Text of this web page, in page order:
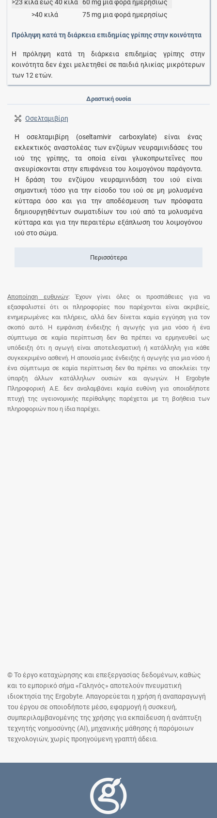
>23 κιλά έως 40 κιλά
60 mg μια φορά ημερησίως
>40 κιλά
75 mg μια φορά ημερησίως
Πρόληψη κατά τη διάρκεια επιδημίας γρίπης στην κοινότητα
Η πρόληψη κατά τη διάρκεια επιδημίας γρίπης στην
κοινότητα δεν έχει μελετηθεί σε παιδιά ηλικίας μικρότερων
των 12 ετών.
Δραστική ουσία
Οσελταμιβίρη
Η οσελταμιβίρη (oseltamivir carboxylate) είναι ένας
εκλεκτικός αναστολέας των ενζύμων νευραμινιδάσες του
ιού της γρίπης, τα οποία είναι γλυκοπρωτεΐνες που
ανευρίσκονται στην επιφάνεια του λοιμογόνου παράγοντα.
Η δράση του ενζύμου νευραμινιδάση του ιού είναι
σημαντική τόσο για την είσοδο του ιού σε μη μολυσμένα
κύτταρα όσο και για την αποδέσμευση των πρόσφατα
δημιουργηθέντων σωματιδίων του ιού από τα μολυσμένα
κύτταρα και για την περαιτέρω εξάπλωση του λοιμογόνου
ιού στο σώμα.
Περισσότερα
Αποποίηση ευθυνών: Έχουν γίνει όλες οι προσπάθειες για να
εξασφαλιστεί ότι οι πληροφορίες που παρέχονται είναι ακριβείς,
ενημερωμένες και πλήρεις, αλλά δεν δίνεται καμία εγγύηση για τον
σκοπό αυτό. Η εμφάνιση ένδειξης ή αγωγής για μια νόσο ή ένα
σύμπτωμα σε καμία περίπτωση δεν θα πρέπει να ερμηνευθεί ως
υπόδειξη ότι η αγωγή είναι αποτελεσματική ή κατάλληλη για κάθε
συγκεκριμένο ασθενή. Η απουσία μιας ένδειξης ή αγωγής για μια νόσο ή
ένα σύμπτωμα σε καμία περίπτωση δεν θα πρέπει να αποκλείει την
ύπαρξη άλλων κατάλληλων ουσιών και αγωγών. Η Ergobyte
Πληροφορική Α.Ε. δεν αναλαμβάνει καμία ευθύνη για οποιαδήποτε
πτυχή της υγειονομικής περίθαλψης παρέχεται με τη βοήθεια των
πληροφοριών που η ίδια παρέχει.
© Το έργο καταχώρησης και επεξεργασίας δεδομένων, καθώς
και το εμπορικό σήμα «Γαληνός» αποτελούν πνευματική
ιδιοκτησία της Ergobyte. Απαγορεύεται η χρήση ή αναπαραγωγή
του έργου σε οποιοδήποτε μέσο, εφαρμογή ή συσκευή,
συμπεριλαμβανομένης της χρήσης για εκπαίδευση ή ανάπτυξη
τεχνητής νοημοσύνης (AI), μηχανικής μάθησης ή παρόμοιων
τεχνολογιών, χωρίς προηγούμενη γραπτή άδεια.